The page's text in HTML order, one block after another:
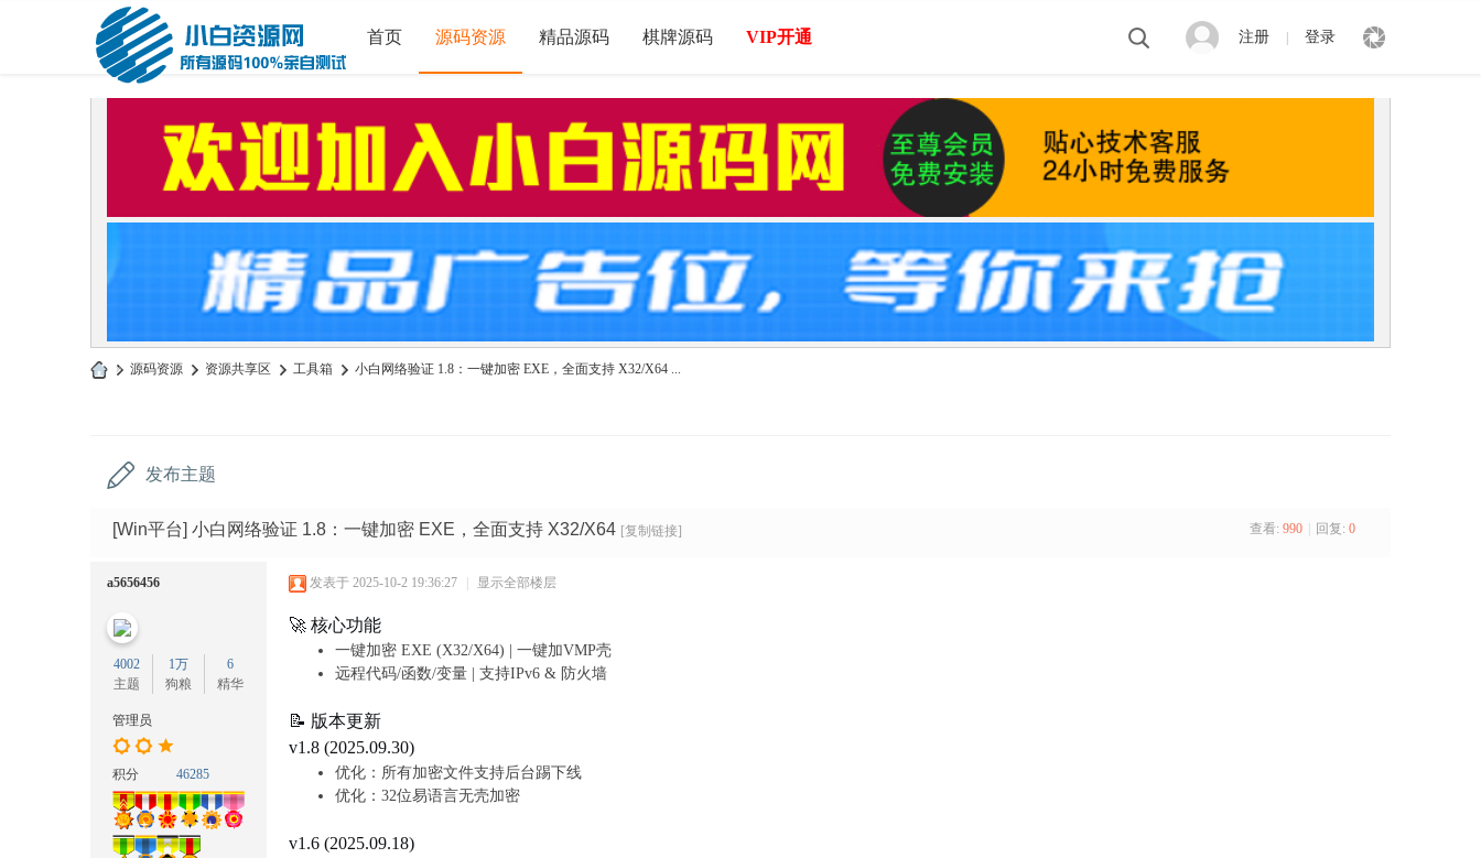
首页 源码资源 精品源码 棋牌源码 VIP开通 注册 登录
» 源码资源 › 资源共享区 › 工具箱 › 小白网络验证 1.8：一键加密 EXE，全面支持 X32/X64 ...
发布主题
[Win平台] 小白网络验证 1.8：一键加密 EXE，全面支持 X32/X64 [复制链接] 查看: 990 | 回复: 0
a5656456
4002
主题
1万
狗粮
6
精华
管理员
积分 46285
发表于 2025-10-2 19:36:27 | 显示全部楼层
🚀 核心功能
一键加密 EXE (X32/X64) | 一键加VMP壳
远程代码/函数/变量 | 支持IPv6 & 防火墙
📝 版本更新
v1.8 (2025.09.30)
优化：所有加密文件支持后台踢下线
优化：32位易语言无壳加密
v1.6 (2025.09.18)